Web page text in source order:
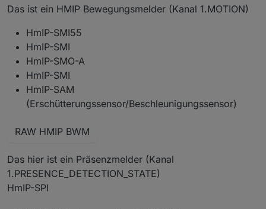
Das ist ein HMIP Bewegungsmelder (Kanal 1.MOTION)
HmIP-SMI55
HmIP-SMI
HmIP-SMO-A
HmIP-SMI
HmIP-SAM
(Erschütterungssensor/Beschleunigungssensor)
RAW HMIP BWM
Das hier ist ein Präsenzmelder (Kanal
1.PRESENCE_DETECTION_STATE)
HmIP-SPI